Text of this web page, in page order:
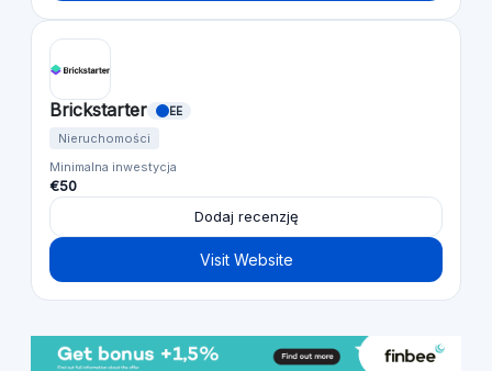
Brickstarter EE
Nieruchomości
Minimalna inwestycja
€50
Dodaj recenzję
Visit Website